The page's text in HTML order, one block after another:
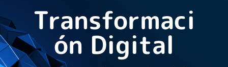
Transformaci
ón Digital